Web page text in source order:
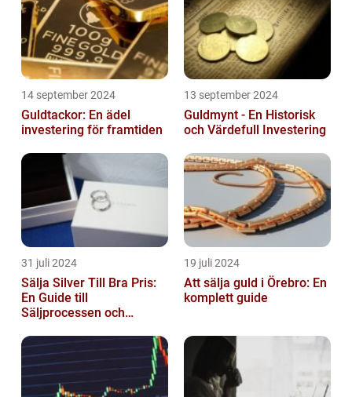
14 september 2024
Guldtackor: En ädel
investering för framtiden
13 september 2024
Guldmynt - En Historisk
och Värdefull Investering
31 juli 2024
Sälja Silver Till Bra Pris:
En Guide till
Säljprocessen och
19 juli 2024
Att sälja guld i Örebro: En
komplett guide